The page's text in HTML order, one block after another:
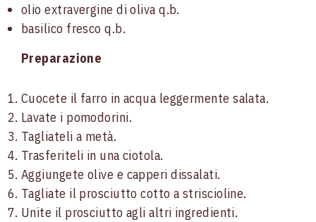
olio extravergine di oliva q.b.
basilico fresco q.b.
Preparazione
Cuocete il farro in acqua leggermente salata.
Lavate i pomodorini.
Tagliateli a metà.
Trasferiteli in una ciotola.
Aggiungete olive e capperi dissalati.
Tagliate il prosciutto cotto a striscioline.
Unite il prosciutto agli altri ingredienti.